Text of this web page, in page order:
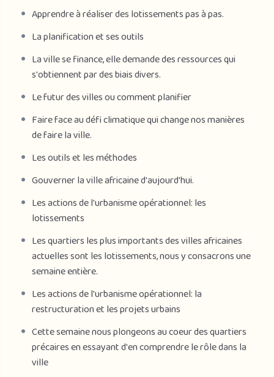
Apprendre à réaliser des lotissements pas à pas.
La planification et ses outils
La ville se finance, elle demande des ressources qui
s'obtiennent par des biais divers.
Le futur des villes ou comment planifier
Faire face au défi climatique qui change nos manières
de faire la ville.
Les outils et les méthodes
Gouverner la ville africaine d'aujourd'hui.
Les actions de l'urbanisme opérationnel: les
lotissements
Les quartiers les plus importants des villes africaines
actuelles sont les lotissements, nous y consacrons une
semaine entière.
Les actions de l'urbanisme opérationnel: la
restructuration et les projets urbains
Cette semaine nous plongeons au coeur des quartiers
précaires en essayant d'en comprendre le rôle dans la
ville